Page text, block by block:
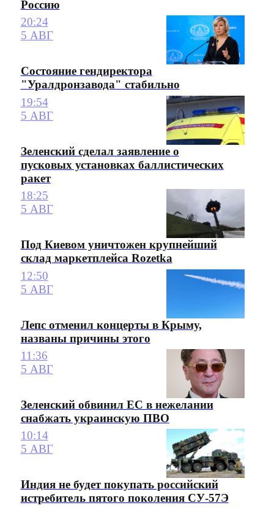
Россию
20:24
5 АВГ
Состояние гендиректора
"Уралдронзавода" стабильно
19:54
5 АВГ
Зеленский сделал заявление о
пусковых установках баллистических
ракет
18:25
5 АВГ
Под Киевом уничтожен крупнейший
склад маркетплейса Rozetka
12:50
5 АВГ
Лепс отменил концерты в Крыму,
названы причины этого
11:36
5 АВГ
Зеленский обвинил ЕС в нежелании
снабжать украинскую ПВО
10:14
5 АВГ
Индия не будет покупать российский
истребитель пятого поколения СУ-57Э